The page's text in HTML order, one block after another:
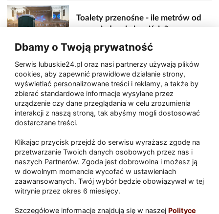
Toalety przenośne - ile metrów od
sceny, jedzenia i wejścia?
Zaatakował seniora na "kwadracie"
Akcja po pożarze w Gorzowie.
Ruszyła rozbiórka ściany spalonej
Paliwa
Raport Dodaj raport
Sport
Dbamy o Twoją prywatność
Serwis lubuskie24.pl oraz nasi partnerzy używają plików
cookies, aby zapewnić prawidłowe działanie strony,
wyświetlać personalizowane treści i reklamy, a także by
zbierać standardowe informacje wysyłane przez
urządzenie czy dane przeglądania w celu zrozumienia
interakcji z naszą stroną, tak abyśmy mogli dostosować
dostarczane treści.
Klikając przycisk przejdź do serwisu wyrażasz zgodę na
przetwarzanie Twoich danych osobowych przez nas i
naszych Partnerów. Zgoda jest dobrowolna i możesz ją
w dowolnym momencie wycofać w ustawieniach
zaawansowanych. Twój wybór będzie obowiązywał w tej
witrynie przez okres 6 miesięcy.
Szczegółowe informacje znajdują się w naszej Polityce